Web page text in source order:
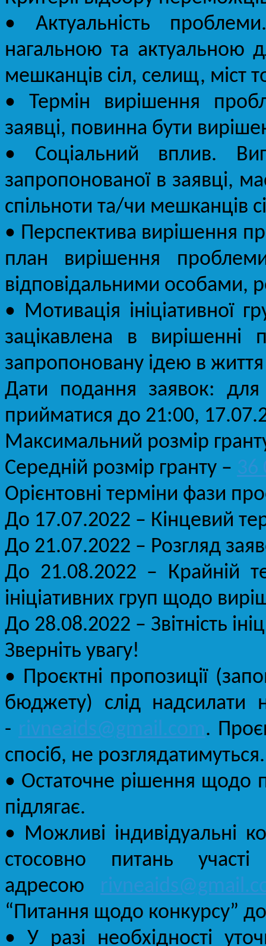
• Актуальність
нагальною та актуальною
мешканців сіл, селищ, міст
• Термін вирішення
заявці, повинна бути
• Соціальний вплив.
запропонованої в заявці,
спільноти та/чи мешканців
• Перспектива вирішення
план вирішення
відповідальними особами,
• Мотивація ініціативної
зацікавлена в вирішенні
запропоновану ідею в
Дати подання заявок: для
прийматися до 21:00,
Максимальний розмір
Середній розмір гранту – 36
Орієнтовні терміни фази
До 17.07.2022 – Кінцевий
До 21.07.2022 – Розгляд
До 21.08.2022 – Крайній
ініціативних груп щодо
До 28.08.2022 – Звітність
Зверніть увагу!
• Проєктні пропозиції
бюджету) слід надсилати
- rivneaids@gmail.com.
спосіб, не розглядатимуться.
• Остаточне рішення щодо
підлягає.
• Можливі індивідуальні
стосовно питань
адресою
“Питання щодо конкурсу”
• У разі необхідності